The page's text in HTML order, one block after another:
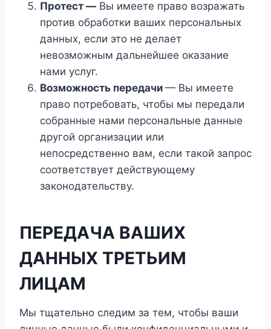
Протест — Вы имеете право возражать
против обработки ваших персональных
данных, если это не делает
невозможным дальнейшее оказание
нами услуг.
Возможность передачи — Вы имеете
право потребовать, чтобы мы передали
собранные нами персональные данные
другой организации или
непосредственно вам, если такой запрос
соответствует действующему
законодательству.
ПЕРЕДАЧА ВАШИХ
ДАННЫХ ТРЕТЬИМ
ЛИЦАМ
Мы тщательно следим за тем, чтобы ваши